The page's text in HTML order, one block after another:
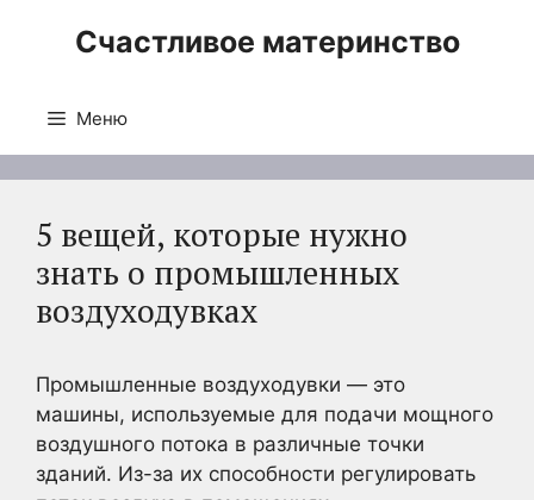
Счастливое материнство
Меню
5 вещей, которые нужно
знать о промышленных
воздуходувках
Промышленные воздуходувки — это
машины, используемые для подачи мощного
воздушного потока в различные точки
зданий. Из-за их способности регулировать